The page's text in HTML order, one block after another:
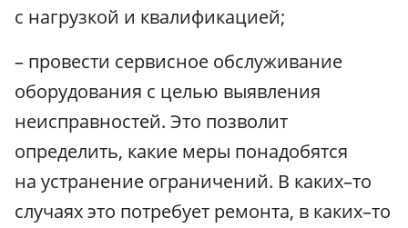
с нагрузкой и квалификацией;
– провести сервисное обслуживание
оборудования с целью выявления
неисправностей. Это позволит
определить, какие меры понадобятся
на устранение ограничений. В каких–то
случаях это потребует ремонта, в каких–то